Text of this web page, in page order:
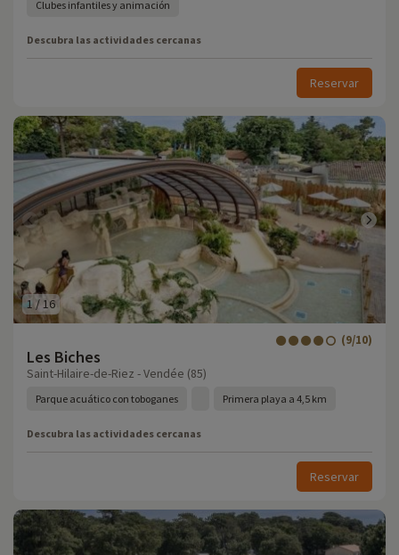
Clubes infantiles y animación
Descubra las actividades cercanas
Reservar
1 /16
Les Biches
(9/10)
Saint-Hilaire-de-Riez - Vendée (85)
Parque acuático con toboganes Primera playa a 4,5 km
Descubra las actividades cercanas
Reservar